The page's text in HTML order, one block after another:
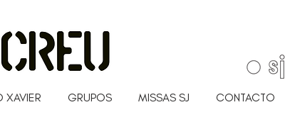
XAVIER GRUPOS MISSAS SJ CONTACTO